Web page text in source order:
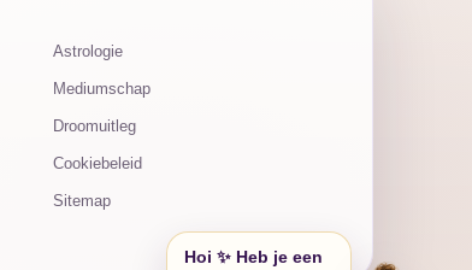
Astrologie
Mediumschap
Droomuitleg
Cookiebeleid
Sitemap
Hoi ✨ Heb je een